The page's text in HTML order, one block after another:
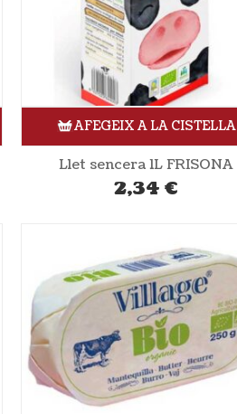
AFEGEIX A LA CISTELLA
Llet sencera 1L FRISONA
2,34 €